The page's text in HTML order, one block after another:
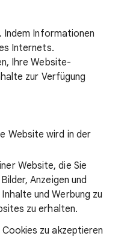
Indem Informationen
Internets.
Ihre Website-
zur Verfügung
Website wird in der
Website, die Sie
Anzeigen und
und Werbung zu
zu erhalten.
zu akzeptieren